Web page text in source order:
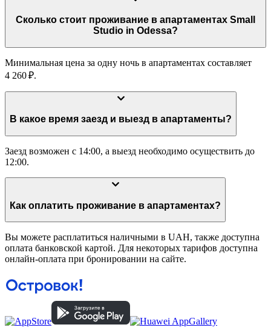
Сколько стоит проживание в апартаментах Small
Studio in Odessa?
Минимальная цена за одну ночь в апартаментах составляет
4 260 ₽.
В какое время заезд и выезд в апартаменты?
Заезд возможен с 14:00, а выезд необходимо осуществить до
12:00.
Как оплатить проживание в апартаментах?
Вы можете расплатиться наличными в UAH, также доступна
оплата банковской картой. Для некоторых тарифов доступна
онлайн-оплата при бронировании на сайте.